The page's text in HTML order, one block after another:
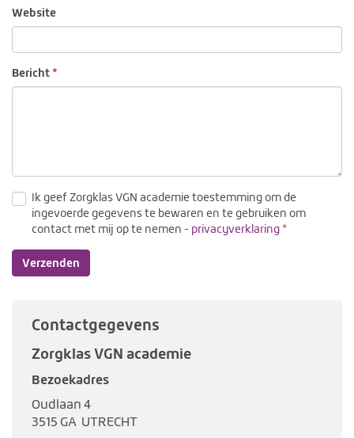
Website
Bericht
Ik geef Zorgklas VGN academie toestemming om de
ingevoerde gegevens te bewaren en te gebruiken om
contact met mij op te nemen - privacyverklaring (verplicht)
Verzenden
Contactgegevens
Zorgklas VGN academie
Bezoekadres
Oudlaan 4
3515 GA UTRECHT